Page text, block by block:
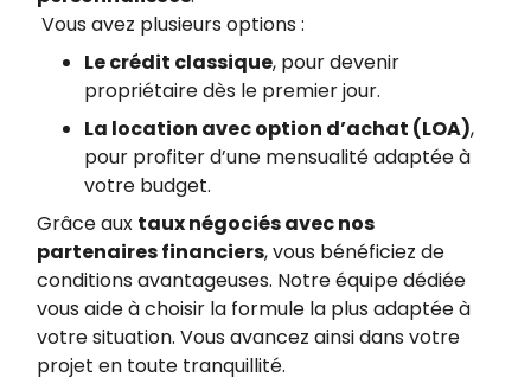
Vous avez plusieurs options :
Le crédit classique, pour devenir
propriétaire dès le premier jour.
La location avec option d’achat (LOA),
pour profiter d’une mensualité adaptée à
votre budget.
Grâce aux taux négociés avec nos
partenaires financiers, vous bénéficiez de
conditions avantageuses. Notre équipe dédiée
vous aide à choisir la formule la plus adaptée à
votre situation. Vous avancez ainsi dans votre
projet en toute tranquillité.